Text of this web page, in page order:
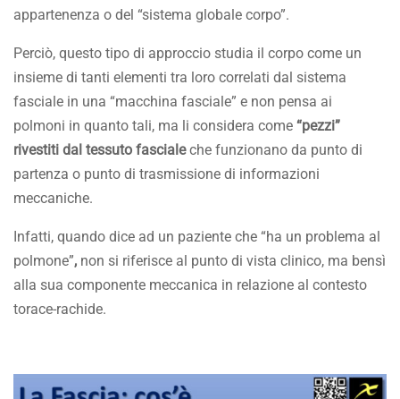
appartenenza o del “sistema globale corpo”.
Perciò, questo tipo di approccio studia il corpo come un
insieme di tanti elementi tra loro correlati dal sistema
fasciale in una “macchina fasciale” e non pensa ai
polmoni in quanto tali, ma li considera come “pezzi”
rivestiti dal tessuto fascialeche funzionano da punto di
partenza o punto di trasmissione di informazioni
meccaniche.
Infatti, quando dice ad un paziente che “ha un problema al
polmone”, non si riferisce al punto di vista clinico, ma bensì
alla sua componente meccanica in relazione al contesto
torace-rachide.